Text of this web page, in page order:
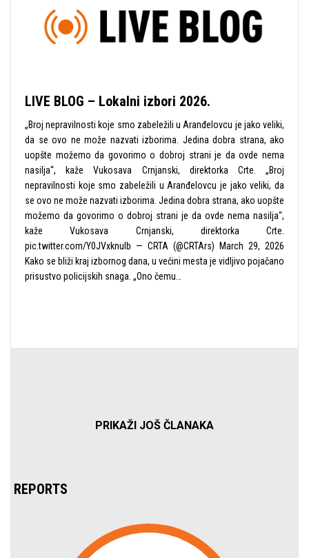
LIVE BLOG – Lokalni izbori 2026.
„Broj nepravilnosti koje smo zabeležili u Aranđelovcu je jako veliki,
da se ovo ne može nazvati izborima. Jedina dobra strana, ako
uopšte možemo da govorimo o dobroj strani je da ovde nema
nasilja“, kaže Vukosava Crnjanski, direktorka Crte. „Broj
nepravilnosti koje smo zabeležili u Aranđelovcu je jako veliki, da
se ovo ne može nazvati izborima. Jedina dobra strana, ako uopšte
možemo da govorimo o dobroj strani je da ovde nema nasilja“,
kaže Vukosava Crnjanski, direktorka Crte.
pic.twitter.com/Y0JVxknulb — CRTA (@CRTArs) March 29, 2026
Kako se bliži kraj izbornog dana, u većini mesta je vidljivo pojačano
prisustvo policijskih snaga. „Ono čemu…
PRIKAŽI JOŠ ČLANAKA
REPORTS